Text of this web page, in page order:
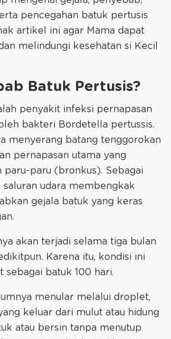
pencegahan batuk pertusis
artikel ini agar Mama dapat
melindungi kesehatan si Kecil
Batuk Pertusis?
penyakit infeksi pernapasan
bakteri Bordetella pertussis.
menyerang batang tenggorokan
pernapasan utama yang
paru-paru (bronkus). Sebagai
udara membengkak
gejala batuk yang keras
akan terjadi selama tiga bulan
Karena itu, kondisi ini
sebagai batuk 100 hari.
menular melalui droplet,
keluar dari mulut atau hidung
atau bersin tanpa menutup